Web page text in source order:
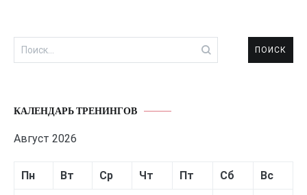
КАЛЕНДАРЬ ТРЕНИНГОВ
Август 2026
Пн Вт Ср Чт Пт Сб Вс